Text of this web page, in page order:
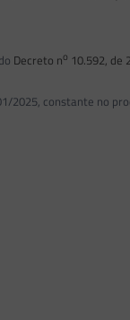
Decreto no 10.592, de
2025, constante no